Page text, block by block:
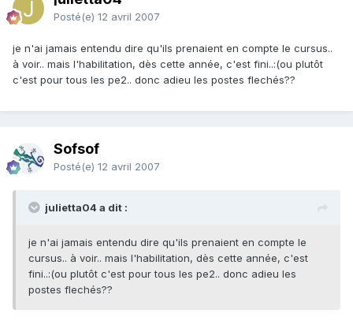
Posté(e) 12 avril 2007
je n'ai jamais entendu dire qu'ils prenaient en compte le cursus..
à voir.. mais l'habilitation, dès cette année, c'est fini..:(ou plutôt
c'est pour tous les pe2.. donc adieu les postes flechés??
Sofsof
Posté(e) 12 avril 2007
julietta04 a dit :
je n'ai jamais entendu dire qu'ils prenaient en compte le
cursus.. à voir.. mais l'habilitation, dès cette année, c'est
fini..:(ou plutôt c'est pour tous les pe2.. donc adieu les
postes flechés??